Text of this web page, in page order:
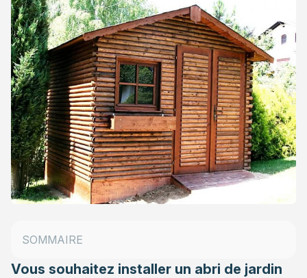
Vous souhaitez installer un abri de jardin
SOMMAIRE
Les abris de jardin en bois
Les abris de jardin en métal
Les abris de jardins en résine